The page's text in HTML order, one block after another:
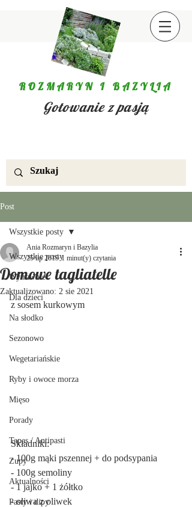
ROZMARYN I BAZYLIA
Gotowanie z pasją
Post
Wszystkie posty
Wytrawnie
Dla dzieci
Na słodko
Sezonowo
Wegetariańskie
Ryby i owoce morza
Mięso
Porady
Tapas / Antipasti
Zupy
Aktualności
Pasty i dipy
Wszystkie posty
Domowe tagliatelle
Ania Rozmaryn i Bazylia
25 lip 2019 1 minut(y) czytania
Zaktualizowano: 2 sie 2021
z sosem kurkowym
Składniki:
- 100g mąki pszennej + do podsypania
- 100g semoliny
- 1 jajko + 1 żółtko
- oliwa z oliwek